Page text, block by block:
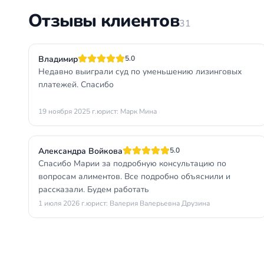
Отзывы клиентов31
Владимир 5.0
Недавно выиграли суд по уменьшению лизинговых
платежей. Спасибо
19 ноября 2025 г.юрист: Марк Мина
Александра Войкова 5.0
Спасибо Марии за подробную консультацию по
вопросам алиментов. Все подробно объяснили и
рассказали. Будем работать
1 июля 2026 г.юрист: Валерия Валерьевна Друзина